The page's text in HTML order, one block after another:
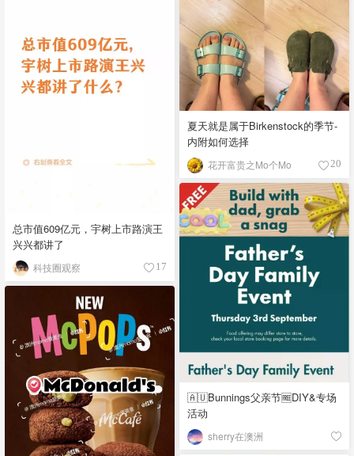
夏天就是属于Birkenstock的季节-
内附如何选择
花开富贵之Mo个Mo 20
总市值609亿元，宇树上市路演王
兴兴都讲了
科技圈观察 17
🇦🇺Bunnings父亲节🆓DIY&专场
活动
sherry在澳洲